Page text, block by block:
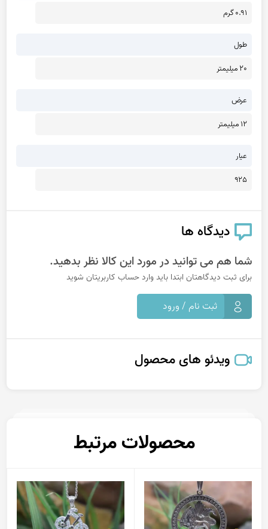
0.91 گرم
طول
20 میلیمتر
عرض
12 میلیمتر
عیار
925
دیدگاه ها
شما هم می توانید در مورد این کالا نظر بدهید.
برای ثبت دیدگاهتان ابتدا باید وارد حساب کاربریتان شوید
ثبت نام / ورود
ویدئو های محصول
محصولات مرتبط